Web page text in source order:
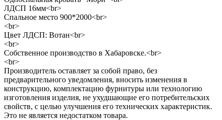
ЛДСП 16мм<br>
Спальное место 900*2000<br>
<br>
Цвет ЛДСП: Вотан<br>
<br>
Собственное производство в Хабаровске.<br>
<br>
Производитель оставляет за собой право, без
предварительного уведомления, вносить изменения в
конструкцию, комплектацию фурнитуры или технологию
изготовления изделия, не ухудшающие его потребительских
свойств, с целью улучшения его технических характеристик.
Это не является недостатком товара.